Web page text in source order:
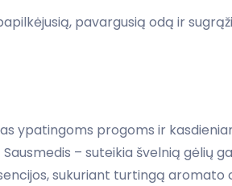
pavargusią odą ir
ypatingoms progoms ir
– suteikia švelnią gėlių
sukuriant turtingą aromato